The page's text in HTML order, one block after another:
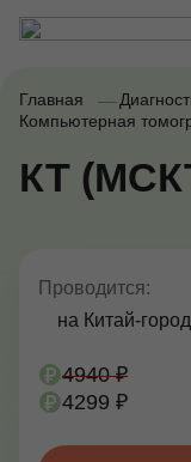
Диагностика
Цены
Акции и скидки
Главная
Компьютерная
КТ
Проводится:
на Китай-
4940 ₽
4299 ₽